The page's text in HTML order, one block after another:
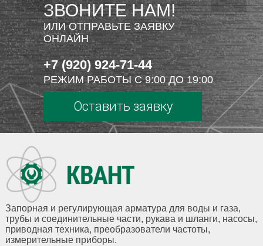
ЗВОНИТЕ НАМ!
ИЛИ ОТПРАВЬТЕ ЗАЯВКУ
ОНЛАЙН
+7 (920) 924-71-44
РЕЖИМ РАБОТЫ С 9:00 ДО 19:00
Оставить заявку
Запорная и регулирующая арматура для воды и газа,
трубы и соединительные части, рукава и шланги, насосы,
приводная техника, преобразователи частоты,
измерительные приборы.